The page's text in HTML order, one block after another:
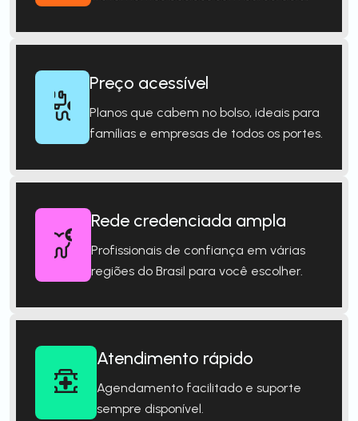
Preço acessível
Planos que cabem no bolso, ideais para
famílias e empresas de todos os portes.
Rede credenciada ampla
Profissionais de confiança em várias
regiões do Brasil para você escolher.
Atendimento rápido
Agendamento facilitado e suporte
sempre disponível.